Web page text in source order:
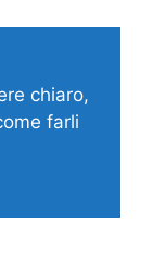
chiaro,
farli